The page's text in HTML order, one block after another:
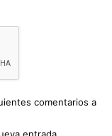
comentarios a